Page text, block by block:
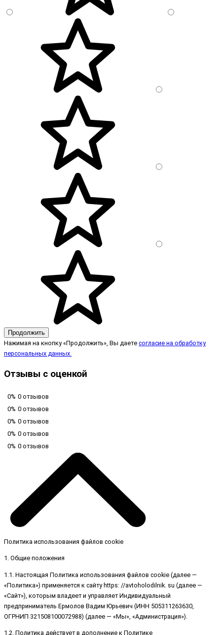
Продолжить
Нажимая на кнопку «Продолжить», Вы даете согласие на обработку
персональных данных.
Отзывы с оценкой
0% 0 отзывов
0% 0 отзывов
0% 0 отзывов
0% 0 отзывов
0% 0 отзывов
Политика использования файлов cookie
1. Общие положения
1.1. Настоящая Политика использования файлов cookie (далее —
«Политика») применяется к сайту https: //avtoholodilnik. su (далее —
«Сайт»), которым владеет и управляет Индивидуальный
предприниматель Ермолов Вадим Юрьевич (ИНН 505311263630,
ОГРНИП 321508100072988) (далее — «Мы», «Администрация»).
1.2. Политика действует в дополнение к Политике